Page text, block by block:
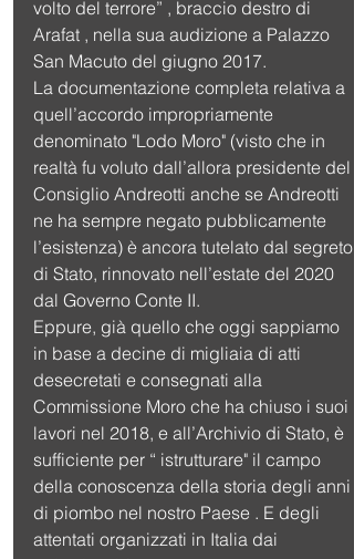
volto del terrore” , braccio destro di
Arafat , nella sua audizione a Palazzo
San Macuto del giugno 2017.
La documentazione completa relativa a
quell’accordo impropriamente
denominato "Lodo Moro" (visto che in
realtà fu voluto dall’allora presidente del
Consiglio Andreotti anche se Andreotti
ne ha sempre negato pubblicamente
l’esistenza) è ancora tutelato dal segreto
di Stato, rinnovato nell’estate del 2020
dal Governo Conte II.
Eppure, già quello che oggi sappiamo
in base a decine di migliaia di atti
desecretati e consegnati alla
Commissione Moro che ha chiuso i suoi
lavori nel 2018, e all’Archivio di Stato, è
sufficiente per “ istrutturare" il campo
della conoscenza della storia degli anni
di piombo nel nostro Paese . E degli
attentati organizzati in Italia dai